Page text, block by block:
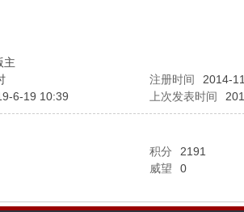
主
注册时间
2014-
6-19 10:39 上次发表时间
积分
2191
威望 0